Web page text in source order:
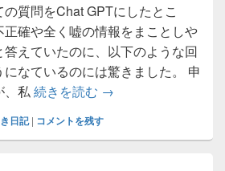
質問をChat GPTにしたとこ
確や全く嘘の情報をまことしや
えていたのに、以下のような回
なているのには驚きました。 申
、私 続きを読む Chat GPTも改善？
→
日記 | コメントを残す